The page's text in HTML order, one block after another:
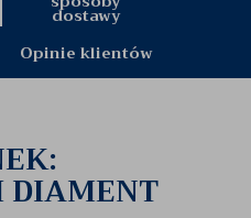
dostawy
Opinie klientów
DIAMENT